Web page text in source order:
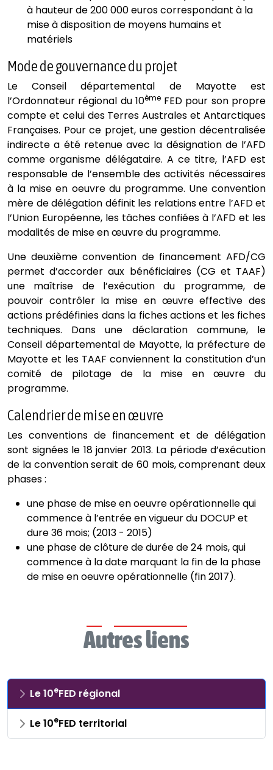
à hauteur de 200 000 euros correspondant à la
mise à disposition de moyens humains et
matériels
Mode de gouvernance du projet
Le Conseil départemental de Mayotte est
l’Ordonnateur régional du 10èmeFED pour son propre
compte et celui des Terres Australes et Antarctiques
Françaises. Pour ce projet, une gestion décentralisée
indirecte a été retenue avec la désignation de l’AFD
comme organisme délégataire. A ce titre, l’AFD est
responsable de l’ensemble des activités nécessaires
à la mise en oeuvre du programme. Une convention
mère de délégation définit les relations entre l’AFD et
l’Union Européenne, les tâches confiées à l’AFD et les
modalités de mise en œuvre du programme.
Une deuxième convention de financement AFD/CG
permet d’accorder aux bénéficiaires (CG et TAAF)
une maîtrise de l’exécution du programme, de
pouvoir contrôler la mise en œuvre effective des
actions prédéfinies dans la fiches actions et les fiches
techniques. Dans une déclaration commune, le
Conseil départemental de Mayotte, la préfecture de
Mayotte et les TAAF conviennent la constitution d’un
comité de pilotage de la mise en œuvre du
programme.
Calendrier de mise en œuvre
Les conventions de financement et de délégation
sont signées le 18 janvier 2013. La période d’exécution
de la convention serait de 60 mois, comprenant deux
phases :
une phase de mise en oeuvre opérationnelle qui
commence à l’entrée en vigueur du DOCUP et
dure 36 mois; (2013 - 2015)
une phase de clôture de durée de 24 mois, qui
commence à la date marquant la fin de la phase
de mise en oeuvre opérationnelle (fin 2017).
Autres liens
Le 10eFED régional
Le 10eFED territorial